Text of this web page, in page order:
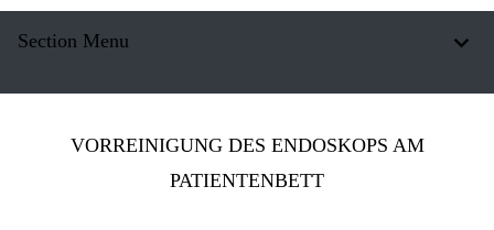
Section Menu
VORREINIGUNG DES ENDOSKOPS AM
PATIENTENBETT